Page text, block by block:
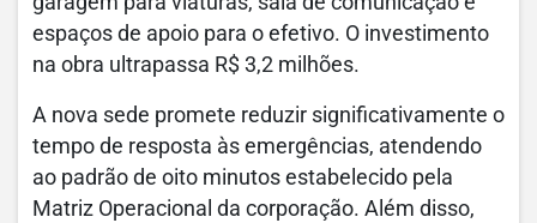
espaços de apoio para o efetivo. O investimento
na obra ultrapassa R$ 3,2 milhões.
A nova sede promete reduzir significativamente o
tempo de resposta às emergências, atendendo
ao padrão de oito minutos estabelecido pela
Matriz Operacional da corporação. Além disso,